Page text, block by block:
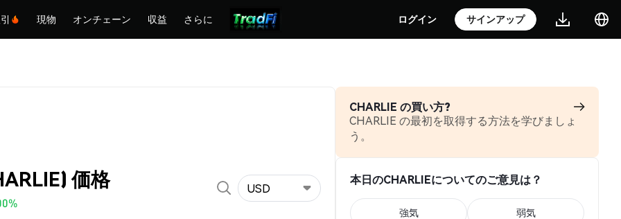
現物 オンチェーン 収益 さらに ログイン サインアップ
価格 USD
CHARLIE の買い方?
CHARLIE の最初を取得する方法を学びましょ
う。
本日のCHARLIEについてのご意見は？
強気 弱気